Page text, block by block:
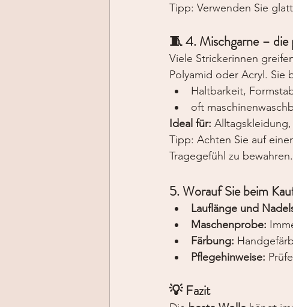
Tipp: Verwenden Sie
🧵 4. Mischgarne – die
Viele Strickerinnen
Polyamid oder Acryl. Sie
Haltbarkeit,
oft
Ideal für:
Tipp: Achten Sie auf
Tragegefühl zu bewahren.
5. Worauf Sie beim
Lauflänge und
Maschenprobe:
Färbung:
Pflegehinweise:
💡 Fazit